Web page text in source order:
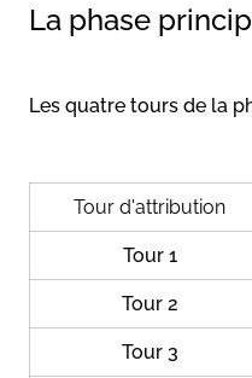
La phase
Les quatre tours de la
Tour d'attribution
Tour 1
Tour 2
Tour 3